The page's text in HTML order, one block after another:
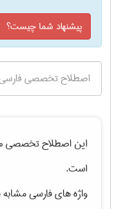
پیشنهاد شما چیست؟
این اصطلاح تخصصی
است.
واژه های فارسی